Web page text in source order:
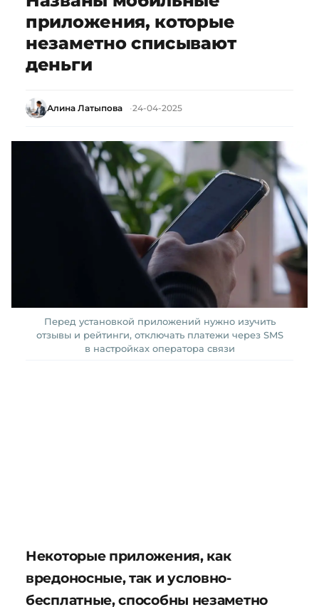
приложения, которые
незаметно списывают
деньги
Алина Латыпова 24-04-2025
Перед установкой приложений нужно изучить
отзывы и рейтинги, отключать платежи через SMS
в настройках оператора связи
Некоторые приложения, как
вредоносные, так и условно-
бесплатные, способны незаметно